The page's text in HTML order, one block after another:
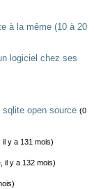
à la même (10 à 20
logiciel chez ses
open source (0
il y a 131 mois)
il y a 132 mois)